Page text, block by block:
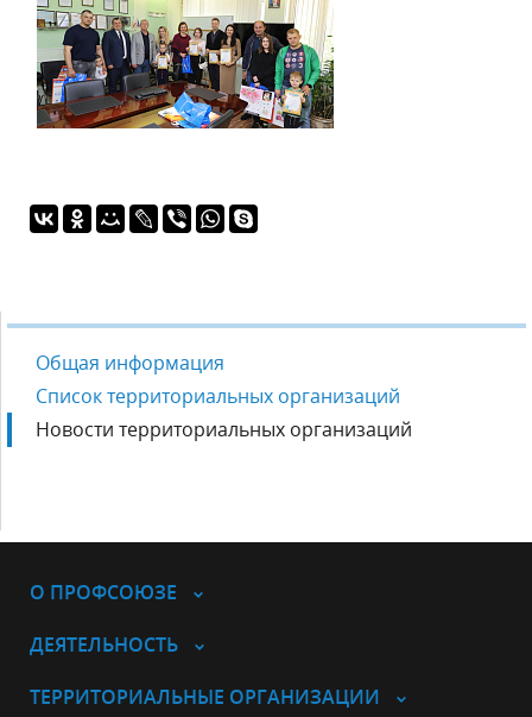
Общая информация
Список территориальных организаций
Новости территориальных организаций
О ПРОФСОЮЗЕ
ДЕЯТЕЛЬНОСТЬ
ТЕРРИТОРИАЛЬНЫЕ ОРГАНИЗАЦИИ